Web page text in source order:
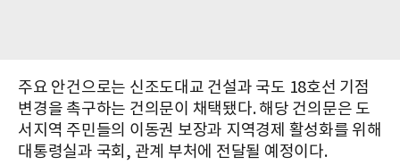
주요 안건으로는 신조도대교 건설과 국도 18호선 기점
변경을 촉구하는 건의문이 채택됐다. 해당 건의문은 도
서지역 주민들의 이동권 보장과 지역경제 활성화를 위해
대통령실과 국회, 관계 부처에 전달될 예정이다.